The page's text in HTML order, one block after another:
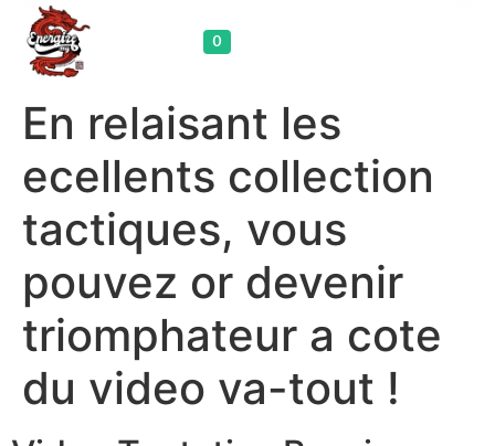
0
En relaisant les
ecellents collection
tactiques, vous
pouvez or devenir
triomphateur a cote
du video va-tout !